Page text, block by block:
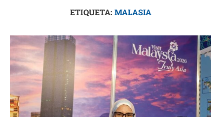
ETIQUETA: MALASIA